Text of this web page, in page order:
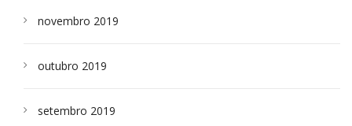
novembro 2019
outubro 2019
setembro 2019